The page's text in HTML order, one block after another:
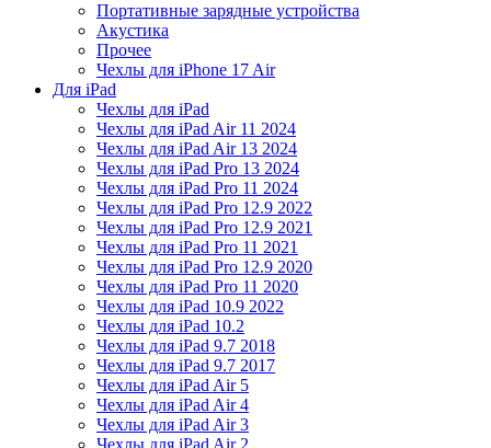
Портативные зарядные устройства
Акустика
Прочее
Чехлы для iPhone 17 Air
Для iPad
Чехлы для iPad
Чехлы для iPad Air 11 2024
Чехлы для iPad Air 13 2024
Чехлы для iPad Pro 13 2024
Чехлы для iPad Pro 11 2024
Чехлы для iPad Pro 12.9 2022
Чехлы для iPad Pro 12.9 2021
Чехлы для iPad Pro 11 2021
Чехлы для iPad Pro 12.9 2020
Чехлы для iPad Pro 11 2020
Чехлы для iPad 10.9 2022
Чехлы для iPad 10.2
Чехлы для iPad 9.7 2018
Чехлы для iPad 9.7 2017
Чехлы для iPad Air 5
Чехлы для iPad Air 4
Чехлы для iPad Air 3
Чехлы для iPad Air 2